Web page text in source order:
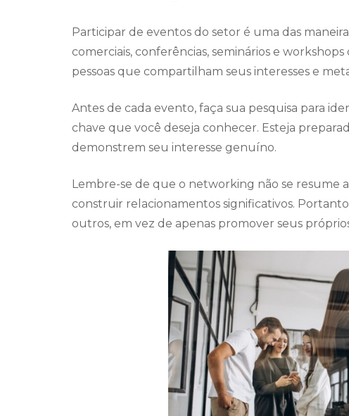
Participar de eventos do setor é uma das
comerciais, conferências, seminários e
pessoas que compartilham seus interesses e
Antes de cada evento, faça sua pesquisa para
chave que você deseja conhecer. Esteja
demonstrem seu interesse genuíno.
Lembre-se de que o networking não se resume
construir relacionamentos significativos.
outros, em vez de apenas promover seus